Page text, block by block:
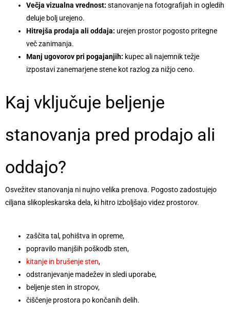
Večja vizualna vrednost: stanovanje na fotografijah in ogledih
deluje bolj urejeno.
Hitrejša prodaja ali oddaja: urejen prostor pogosto pritegne
več zanimanja.
Manj ugovorov pri pogajanjih: kupec ali najemnik težje
izpostavi zanemarjene stene kot razlog za nižjo ceno.
Kaj vključuje beljenje
stanovanja pred prodajo ali
oddajo?
Osvežitev stanovanja ni nujno velika prenova. Pogosto zadostujejo
ciljana slikopleskarska dela, ki hitro izboljšajo videz prostorov.
zaščita tal, pohištva in opreme,
popravilo manjših poškodb sten,
kitanje in brušenje sten,
odstranjevanje madežev in sledi uporabe,
beljenje sten in stropov,
čiščenje prostora po končanih delih.